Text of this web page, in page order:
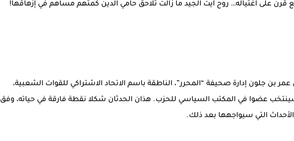
قرن على اغتياله… روح آيت الجيد ما زالت تلاحق حامي الدين كمتهم مساهم في إزهاقها!
سيتولى عمر بن جلون إدارة صحيفة “المحرر”، الناطقة باسم الاتحاد الاشتراكي للقوات الشعبية،
عضوا في المكتب السياسي للحزب. هذان الحدثان شكلا نقطة فارقة في حياته، وفق
التي سيواجهها بعد ذلك.